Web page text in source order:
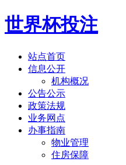
世界杯投注
站点首页
信息公开
机构概况
公告公示
政策法规
业务网点
办事指南
物业管理
住房保障